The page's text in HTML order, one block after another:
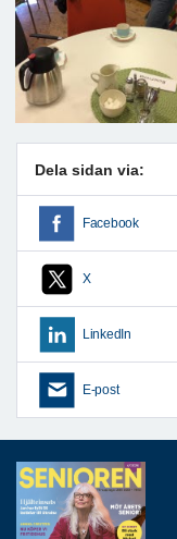
Dela sidan via:
Facebook
X
LinkedIn
E-post